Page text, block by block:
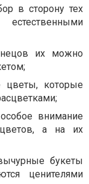
в сторону тех
их можно
цветы, которые
внимание
а на их
букеты
ценителями